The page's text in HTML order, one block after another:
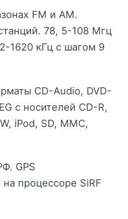
FM и АМ.
78, 5-108 Мгц
1620 кГц с шагом 9
CD-Audio, DVD-
с носителей CD-R,
iPod, SD, MMC,
GPS
процессоре SiRF